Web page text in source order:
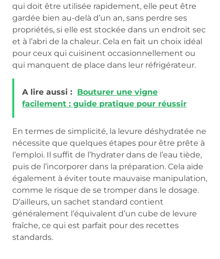
qui doit être utilisée rapidement, elle peut être
gardée bien au-delà d’un an, sans perdre ses
propriétés, si elle est stockée dans un endroit sec
et à l’abri de la chaleur. Cela en fait un choix idéal
pour ceux qui cuisinent occasionnellement ou
qui manquent de place dans leur réfrigérateur.
A lire aussi : Bouturer une vigne
facilement : guide pratique pour réussir
En termes de simplicité, la levure déshydratée ne
nécessite que quelques étapes pour être prête à
l’emploi. Il suffit de l’hydrater dans de l’eau tiède,
puis de l’incorporer dans la préparation. Cela aide
également à éviter toute mauvaise manipulation,
comme le risque de se tromper dans le dosage.
D’ailleurs, un sachet standard contient
généralement l’équivalent d’un cube de levure
fraîche, ce qui est parfait pour des recettes
standards.